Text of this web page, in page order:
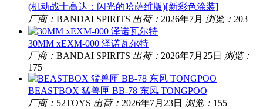
(机动战士高达：闪光的哈萨维版)[新彩色涂装]
厂商： BANDAI SPIRITS 出荷： 2026年7月 浏览： 203
30MM xEXM-000 泽诺瓦尔特
厂商： BANDAI SPIRITS 出荷： 2026年7月25日 浏览：
175
BEASTBOX 猛兽匣 BB-78 东风 TONGPOO
厂商： 52TOYS 出荷： 2026年7月23日 浏览： 155